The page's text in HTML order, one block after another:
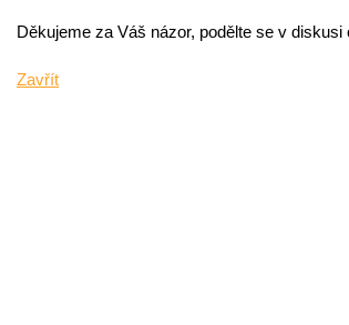
Děkujeme za Váš názor, podělte se v
Zavřít